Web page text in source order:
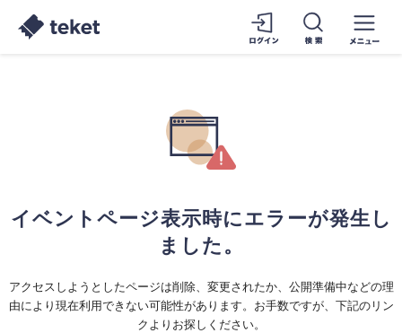
イベントページ表示時にエラーが発生し
ました。
アクセスしようとしたページは削除、変更されたか、公開準備中などの理
由により現在利用できない可能性があります。お手数ですが、下記のリン
クよりお探しください。